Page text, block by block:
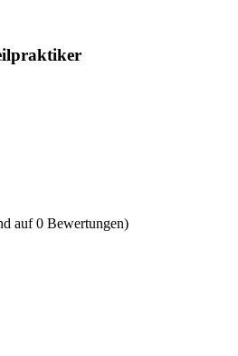
auf 0 Bewertungen)